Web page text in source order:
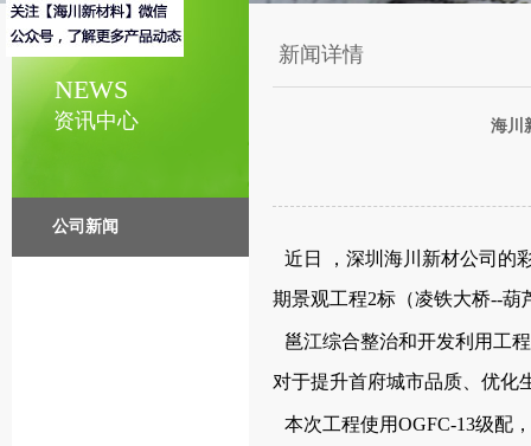
资讯中心
NEWS
公司新闻
新闻详情
海川
近日 ，深圳海川新材公司的
期景观工程2标（凌铁大桥--
邕江综合整治和开发利用工
对于提升首府城市品质、优化
本次工程使用OGFC-13级配